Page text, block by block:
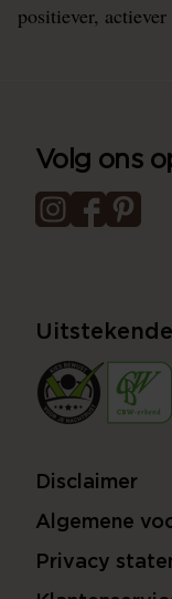
positiever,
Volg ons
Disclaimer
Algemene
Privacy